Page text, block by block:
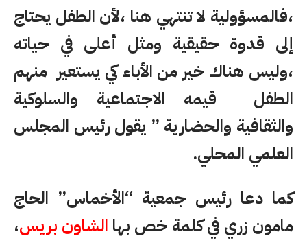
،فالمسؤولية لا تنتهي هنا ،لأن الطفل يحتاج
إلى قدوة حقيقية ومثل أعلى في حياته
،وليس هناك خير من الأباء كي يستعير منهم
الطفل قيمه الاجتماعية والسلوكية
والثقافية والحضارية ” يقول رئيس المجلس
العلمي المحلي.
كما دعا رئيس جمعية “الأخماس” الحاج
مامون زري في كلمة خص بها الشاون بريس،